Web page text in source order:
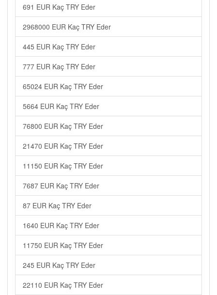
691 EUR Kaç TRY Eder
2968000 EUR Kaç TRY Eder
445 EUR Kaç TRY Eder
777 EUR Kaç TRY Eder
65024 EUR Kaç TRY Eder
5664 EUR Kaç TRY Eder
76800 EUR Kaç TRY Eder
21470 EUR Kaç TRY Eder
11150 EUR Kaç TRY Eder
7687 EUR Kaç TRY Eder
87 EUR Kaç TRY Eder
1640 EUR Kaç TRY Eder
11750 EUR Kaç TRY Eder
245 EUR Kaç TRY Eder
22110 EUR Kaç TRY Eder